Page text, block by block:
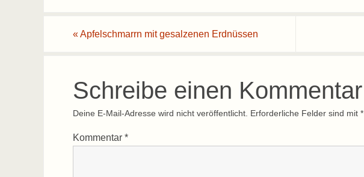
«Apfelschmarrn mit gesalzenen Erdnüssen
Schreibe einen Kommentar
Deine E-Mail-Adresse wird nicht veröffentlicht. Erforderliche Felder sind mit *
Kommentar *